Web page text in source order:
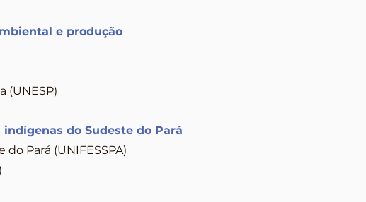
e produção
(UNESP)
do Sudeste do Pará
Pará (UNIFESSPA)